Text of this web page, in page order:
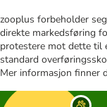
zooplus forbeholder
direkte markedsføring
protestere mot dette til
standard
Mer informasjon finner